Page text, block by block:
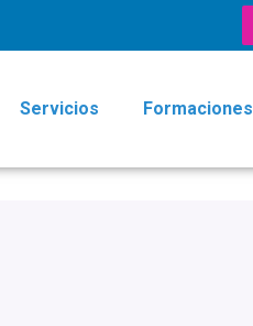
Servicios Formaciones